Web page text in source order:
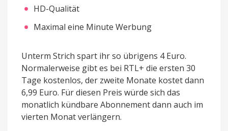
HD-Qualität
Maximal eine Minute Werbung
Unterm Strich spart ihr so übrigens 4 Euro.
Normalerweise gibt es bei RTL+ die ersten 30
Tage kostenlos, der zweite Monate kostet dann
6,99 Euro. Für diesen Preis würde sich das
monatlich kündbare Abonnement dann auch im
vierten Monat verlängern.